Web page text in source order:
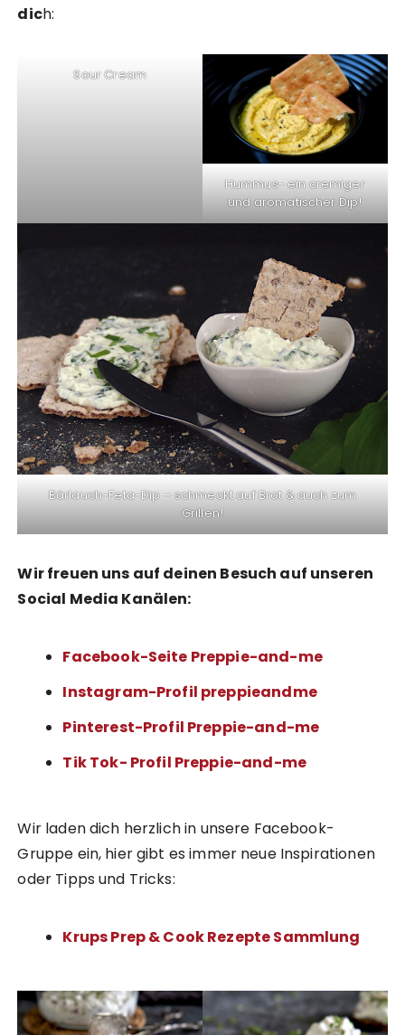
dich:
Sour Cream
Hummus- ein cremiger
und aromatischer Dip!
Bärlauch-Feta-Dip – schmeckt auf Brot & auch zum
Grillen!
Wir freuen uns auf deinen Besuch auf unseren
Social Media Kanälen:
Facebook-Seite Preppie-and-me
Instagram-Profil preppieandme
Pinterest-Profil Preppie-and-me
Tik Tok- Profil Preppie-and-me
Wir laden dich herzlich in unsere Facebook-
Gruppe ein, hier gibt es immer neue Inspirationen
oder Tipps und Tricks:
Krups Prep & Cook Rezepte Sammlung